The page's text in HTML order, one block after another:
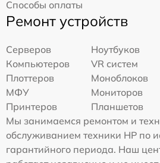
Способы оплаты
Ремонт устройств
Серверов
Ноутбуков
Компьютеров
VR систем
Плоттеров
Моноблоков
МФУ
Мониторов
Принтеров
Планшетов
Мы занимаемся ремонтом и
обслуживанием техники HP по
гарантийного периода. Наш